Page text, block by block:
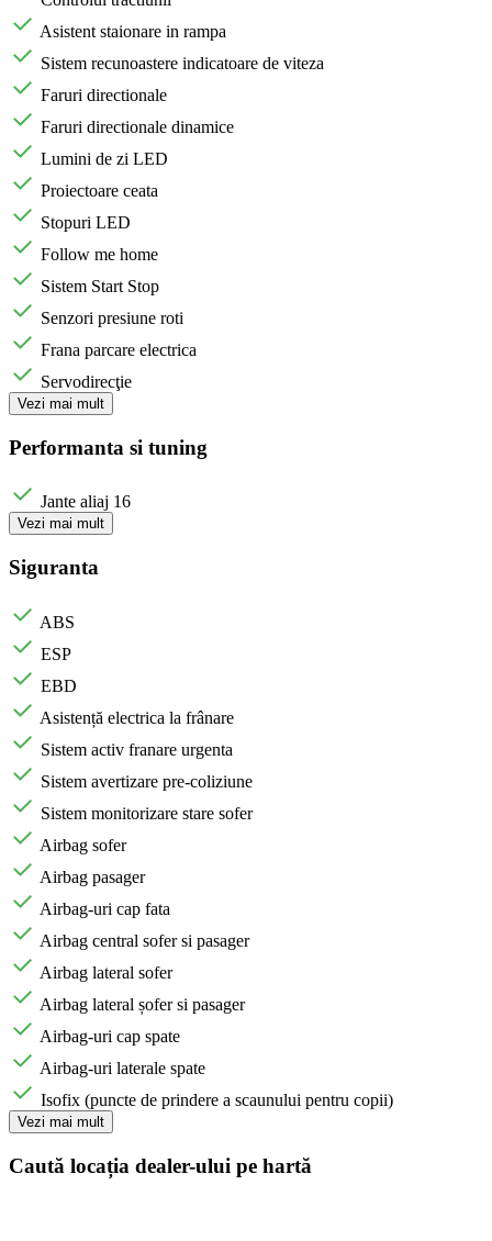
Asistent staionare in rampa
Sistem recunoastere indicatoare de viteza
Faruri directionale
Faruri directionale dinamice
Lumini de zi LED
Proiectoare ceata
Stopuri LED
Follow me home
Sistem Start Stop
Senzori presiune roti
Frana parcare electrica
Servodirecţie
Vezi mai mult
Performanta si tuning
Jante aliaj 16
Vezi mai mult
Siguranta
ABS
ESP
EBD
Asistență electrica la frânare
Sistem activ franare urgenta
Sistem avertizare pre-coliziune
Sistem monitorizare stare sofer
Airbag sofer
Airbag pasager
Airbag-uri cap fata
Airbag central sofer si pasager
Airbag lateral sofer
Airbag lateral șofer si pasager
Airbag-uri cap spate
Airbag-uri laterale spate
Isofix (puncte de prindere a scaunului pentru copii)
Vezi mai mult
Caută locația dealer-ului pe hartă